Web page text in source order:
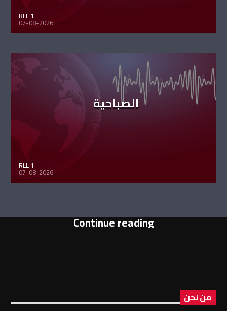
RLL 1
07-08-2026
الصباحية
RLL 1
07-08-2026
Continue reading
من نحن